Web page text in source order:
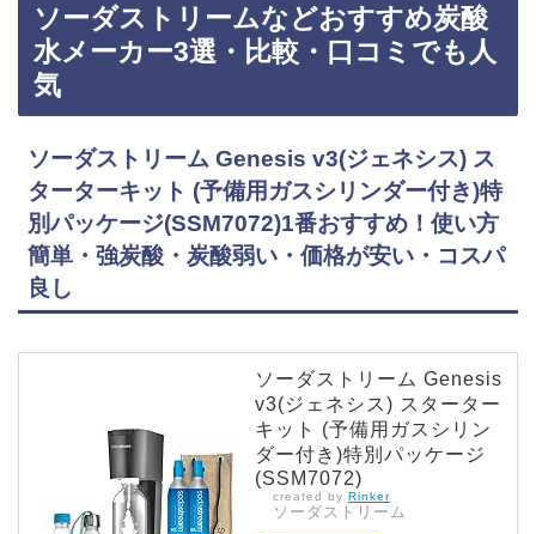
すすめです！浄水器おすすめ3選・2021年最新パナソニック 浄水器 蛇口直結型 ホワイト TK-
CJ12-W・口コミ・取り付け簡単・カートリッジ寿命1年・値段・1番おすすめ！『パナソニ…
ソーダストリームなどおすすめ炭酸
水メーカー3選・比較・口コミでも人
気
ソーダストリーム Genesis v3(ジェネシス) ス
ターターキット (予備用ガスシリンダー付き)特
別パッケージ(SSM7072)1番おすすめ！使い方
簡単・強炭酸・炭酸弱い・価格が安い・コスパ
良し
ソーダストリーム Genesis
v3(ジェネシス) スターター
キット (予備用ガスシリン
ダー付き)特別パッケージ
(SSM7072)
created by Rinker
ソーダストリーム